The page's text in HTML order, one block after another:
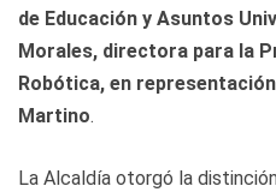
de Educación y Asuntos
Morales, directora para la
Robótica, en
Martino.
La Alcaldía otorgó la